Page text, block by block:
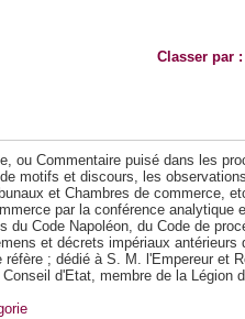
Classer par :
ou Commentaire puisé dans les
motifs et discours, les
et Chambres de commerce,
par la conférence analytique
du Code Napoléon, du Code de
et décrets impériaux antérieurs
; dédié à S. M. l'Empereur et
d'Etat, membre de la Légion